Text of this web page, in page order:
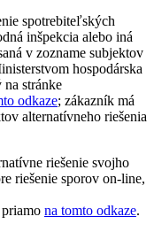
spotrebiteľských
inšpekcia alebo iná
v zozname subjektov
hospodárska
stránke
odkaze; zákazník má
alternatívneho riešenia
riešenie svojho
riešenie sporov on-line,
na tomto odkaze.